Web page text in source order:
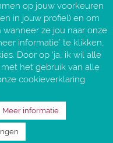
op jouw voorkeuren
in jouw profiel) en om
ze jou naar onze
informatie’ te klikken,
Door op ‘ja, ik wil alle
het gebruik van alle
cookieverklaring.
Meer informatie